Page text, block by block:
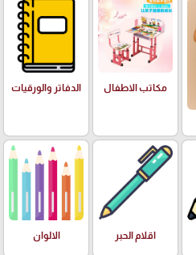
مكاتب الاطفال الدفاتر والورقيات
اقلام الحبر الالوان